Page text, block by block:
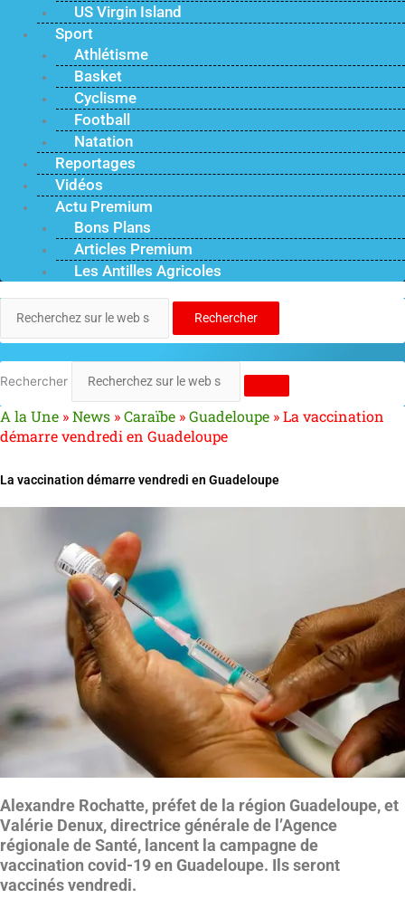
US Virgin Island
Sport
Athlétisme
Basket
Cyclisme
Football
Natation
Reportages
Vidéos
Actu Premium
Bons Plans
Articles Premium
Les Antilles Agricoles
Rechercher
Rechercher
A la Une »News »Caraïbe »Guadeloupe »La vaccination
démarre vendredi en Guadeloupe
La vaccination démarre vendredi en Guadeloupe
Alexandre Rochatte, préfet de la région Guadeloupe, et
Valérie Denux, directrice générale de l’Agence
régionale de Santé, lancent la campagne de
vaccination covid-19 en Guadeloupe. Ils seront
vaccinés vendredi.